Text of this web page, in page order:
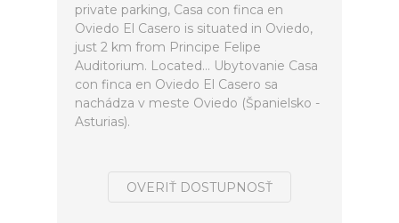
private parking, Casa con finca en
Oviedo El Casero is situated in Oviedo,
just 2 km from Principe Felipe
Auditorium. Located... Ubytovanie Casa
con finca en Oviedo El Casero sa
nachádza v meste Oviedo (Španielsko -
Asturias).
OVERIŤ DOSTUPNOSŤ